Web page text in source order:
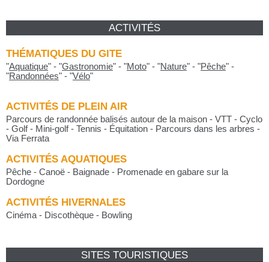
ACTIVITÉS
THÉMATIQUES DU GITE
"Aquatique" - "Gastronomie" - "Moto" - "Nature" - "Pêche" -
"Randonnées" - "Vélo"
ACTIVITÉS DE PLEIN AIR
Parcours de randonnée balisés autour de la maison - VTT - Cyclo
- Golf - Mini-golf - Tennis - Équitation - Parcours dans les arbres -
Via Ferrata
ACTIVITÉS AQUATIQUES
Pêche - Canoë - Baignade - Promenade en gabare sur la
Dordogne
ACTIVITÉS HIVERNALES
Cinéma - Discothèque - Bowling
SITES TOURISTIQUES